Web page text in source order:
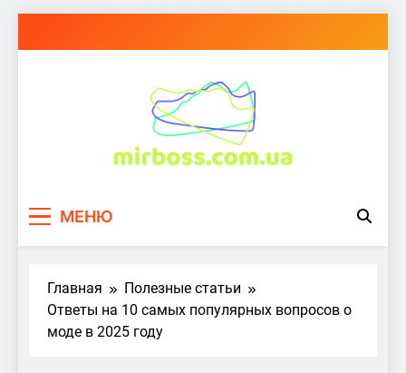
МЕНЮ
Главная
Полезные статьи
Ответы на 10 самых популярных вопросов о
моде в 2025 году